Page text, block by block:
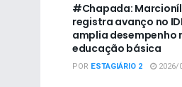
#Chapada:
registra avanço no
amplia desempenho
educação básica
POR ESTAGIÁRIO 2 2026/